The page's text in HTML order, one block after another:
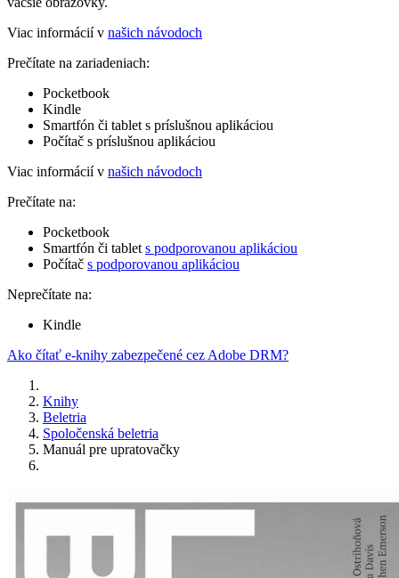
Viac informácií v našich návodoch
Prečítate na zariadeniach:
Pocketbook
Kindle
Smartfón či tablet s príslušnou aplikáciou
Počítač s príslušnou aplikáciou
Viac informácií v našich návodoch
Prečítate na:
Pocketbook
Smartfón či tablet s podporovanou aplikáciou
Počítač s podporovanou aplikáciou
Neprečítate na:
Kindle
Ako čítať e-knihy zabezpečené cez Adobe DRM?
Knihy
Beletria
Spoločenská beletria
Manuál pre upratovačky